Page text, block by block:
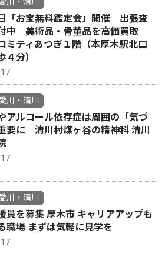
「お宝無料鑑定会」開催 出張査
中 美術品・骨董品を高価買取
ティあつぎ１階（本厚木駅北口
４分）
川・清川
アルコール依存症は周囲の「気づ
要に 清川村煤ヶ谷の精神科 清川
川・清川
員を募集 厚木市 キャリアアップも
職場 まずは気軽に見学を